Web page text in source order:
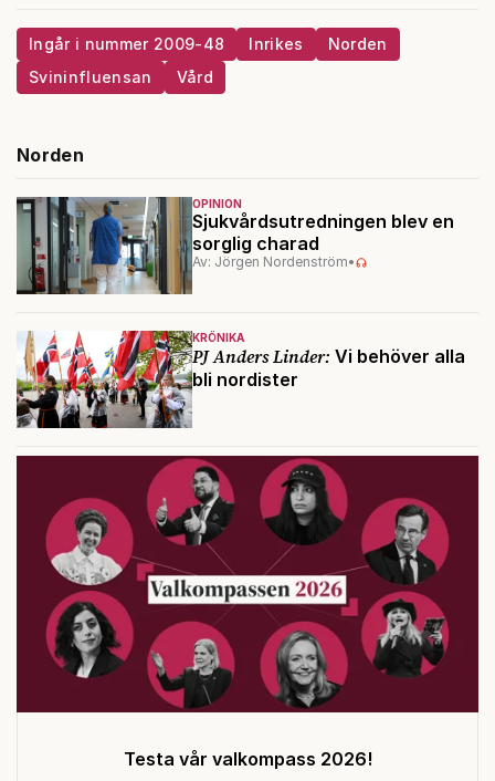
Ingår i nummer 2009-48 Inrikes
Norden
Svininfluensan
Vård
Norden
OPINION
Sjukvårdsutredningen blev en
sorglig charad
Av: Jörgen Nordenström•
KRÖNIKA
PJ Anders Linder: Vi behöver alla
bli nordister
Testa vår valkompass 2026!